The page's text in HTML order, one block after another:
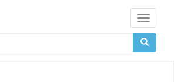
Toggle